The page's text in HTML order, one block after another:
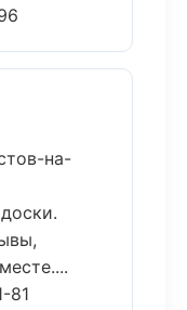
на-
81